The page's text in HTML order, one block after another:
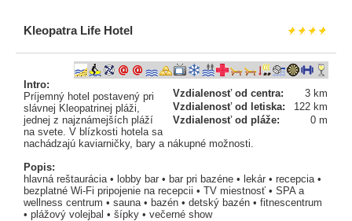
Kleopatra Life Hotel
Vzdialenosť od centra:
3 km
Vzdialenosť od letiska:
122 km
Vzdialenosť od pláže:
0 m
Intro:
Príjemný hotel postavený pri
slávnej Kleopatrinej pláži,
jednej z najznámejších pláží
na svete. V blízkosti hotela sa
nachádzajú kaviarničky, bary a nákupné možnosti.
Popis:
hlavná reštaurácia • lobby bar • bar pri bazéne • lekár • recepcia •
bezplatné Wi-Fi pripojenie na recepcii • TV miestnosť • SPA a
wellness centrum • sauna • bazén • detský bazén • fitnescentrum
• plážový volejbal • šípky • večerné show